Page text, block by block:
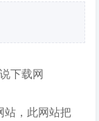
下载网
站，此网站把